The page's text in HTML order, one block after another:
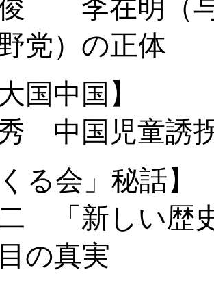
李在明（与
野党）の正体
国中国】
中国児童誘
る会」秘話】
「新しい歴
の真実